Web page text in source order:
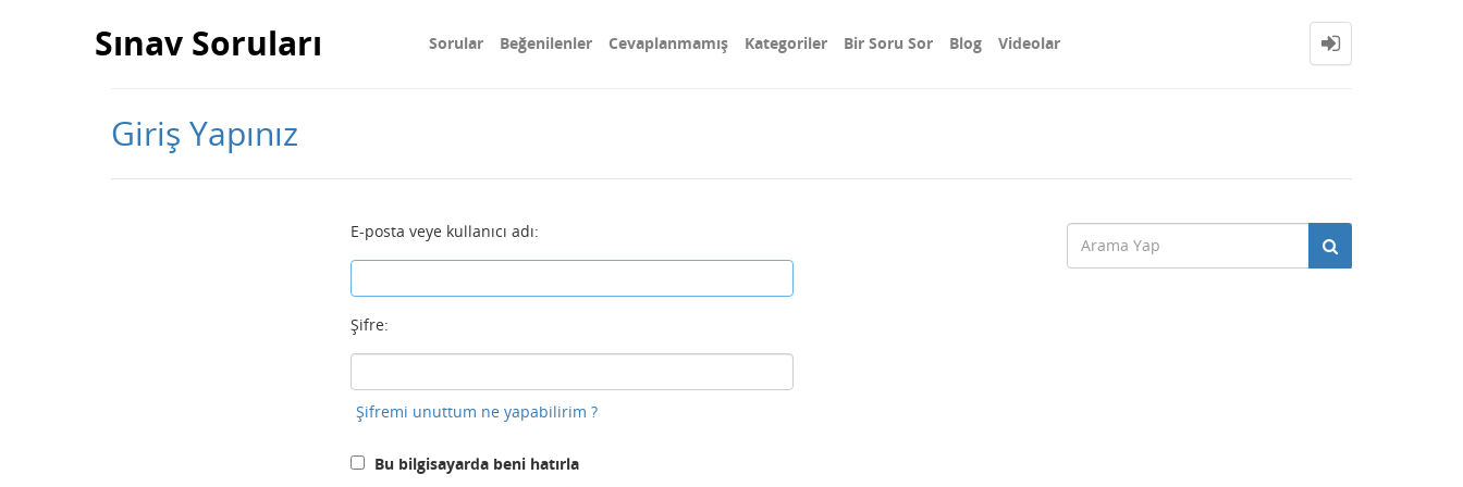
Sınav Soruları Sorular Beğenilenler Cevaplanmamış Kategoriler Bir Soru Sor Blog Videolar
Giriş Yapınız
E-posta veye kullanıcı adı:
Şifre:
Şifremi unuttum ne yapabilirim ?
Bu bilgisayarda beni hatırla